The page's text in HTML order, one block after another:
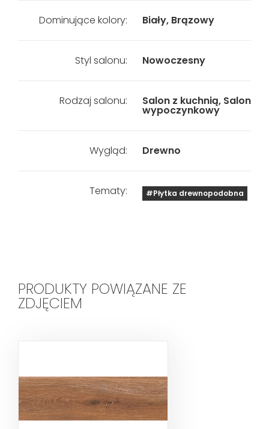
Dominujące kolory: Biały, Brązowy
Styl salonu: Nowoczesny
Rodzaj salonu: Salon z kuchnią, Salon
wypoczynkowy
Wygląd: Drewno
Tematy: #Płytka drewnopodobna
PRODUKTY POWIĄZANE ZE
ZDJĘCIEM